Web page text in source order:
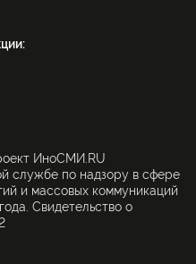
ИноСМИ.RU
службе по надзору в сфере
и массовых коммуникаций
Свидетельство о